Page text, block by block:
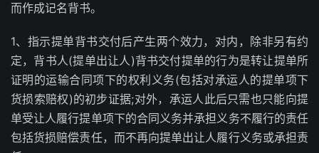
而作成记名背书。
1、指示提单背书交付后产生两个效力，对内，除非另有约
定，背书人(提单出让人)背书交付提单的行为是转让提单所
证明的运输合同项下的权利义务(包括对承运人的提单项下
货损索赔权)的初步证据;对外，承运人此后只需也只能向提
单受让人履行提单项下的合同义务并承担义务不履行的责任
包括货损赔偿责任，而不再向提单出让人履行义务或承担责